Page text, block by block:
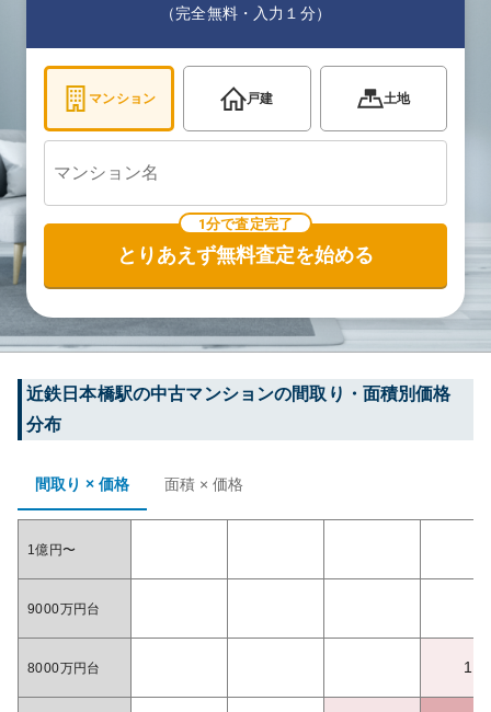
（完全無料・入力１分）
マンション 戸建 土地
1分で査定完了
とりあえず無料査定を始める
近鉄日本橋駅の中古マンションの間取り・面積別価格
分布
間取り × 価格 面積 × 価格
1億円〜
9000万円台
8000万円台 1